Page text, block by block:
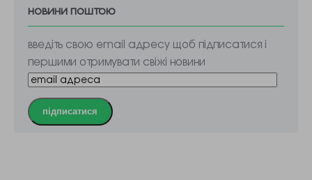
новини поштою
введіть свою email адресу щоб підписатися і
першими отримувати свіжі новини
підписатися